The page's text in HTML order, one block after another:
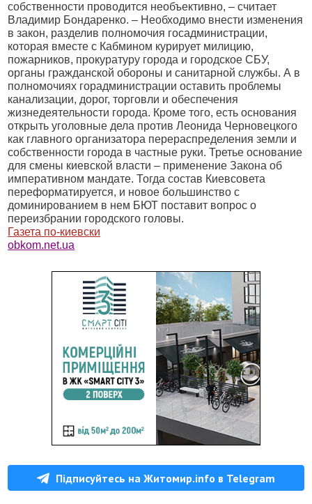
собственности проводится необъективно, – считает
Владимир Бондаренко. – Необходимо внести изменения
в закон, разделив полномочия госадминистрации,
которая вместе с Кабмином курирует милицию,
пожарников, прокуратуру города и городское СБУ,
органы гражданской обороны и санитарной службы. А в
полномочиях горадминистрации оставить проблемы
канализации, дорог, торговли и обеспечения
жизнедеятельности города. Кроме того, есть основания
открыть уголовные дела против Леонида Черновецкого
как главного организатора перераспределения земли и
собственности города в частные руки. Третье основание
для смены киевской власти – применение Закона об
императивном мандате. Тогда состав Киевсовета
переформатируется, и новое большинство с
доминированием в нем БЮТ поставит вопрос о
переизбрании городского головы.
Газета по-киевски
obkom.net.ua
Підписуйтесь на Житомир.info в Telegram